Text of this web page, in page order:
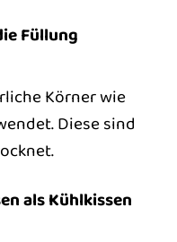
Füllung
Körner wie
Diese sind
als Kühlkissen